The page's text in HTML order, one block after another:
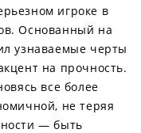
игроке в
Основанный на
узнаваемые черты
на прочность.
все более
не теряя
— быть